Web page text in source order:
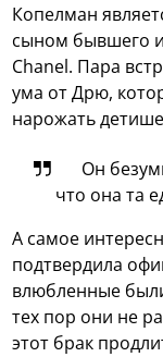
Копелман
сыном бывшего
Chanel. Пара
ума от Дрю,
нарожать
Он
что она та
А самое
подтвердила
влюбленные
тех пор они не
этот брак